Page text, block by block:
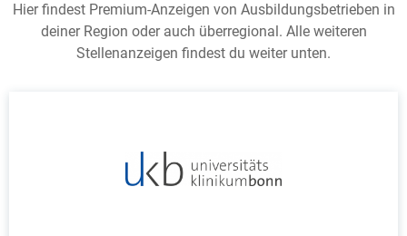
Hier findest Premium-Anzeigen von Ausbildungsbetrieben in
deiner Region oder auch überregional. Alle weiteren
Stellenanzeigen findest du weiter unten.